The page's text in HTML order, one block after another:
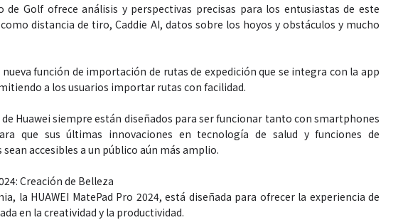
de Golf ofrece análisis y perspectivas precisas para los entusiastas de este
distancia de tiro, Caddie AI, datos sobre los hoyos y obstáculos y mucho
función de importación de rutas de expedición que se integra con la app
a los usuarios importar rutas con facilidad.
Huawei siempre están diseñados para ser funcionar tanto con smartphones
que sus últimas innovaciones en tecnología de salud y funciones de
accesibles a un público aún más amplio.
Creación de Belleza
la HUAWEI MatePad Pro 2024, está diseñada para ofrecer la experiencia de
en la creatividad y la productividad.
¿Qué comer antes de un partido
de fútbol? La estrategia que
mejor
El cuidado de la piel va mucho
más allá del rostro: cada zona